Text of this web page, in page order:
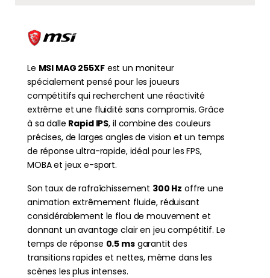
Le MSI MAG 255XFest un moniteur
spécialement pensé pour les joueurs
compétitifs qui recherchent une réactivité
extrême et une fluidité sans compromis. Grâce
à sa dalle Rapid IPS, il combine des couleurs
précises, de larges angles de vision et un temps
de réponse ultra-rapide, idéal pour les FPS,
MOBA et jeux e-sport.
Son taux de rafraîchissement 300 Hz offre une
animation extrêmement fluide, réduisant
considérablement le flou de mouvement et
donnant un avantage clair en jeu compétitif. Le
temps de réponse 0.5 msgarantit des
transitions rapides et nettes, même dans les
scènes les plus intenses.